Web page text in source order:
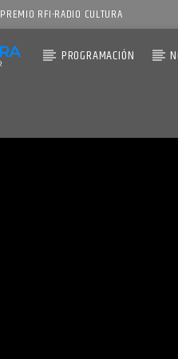
PREMIO RFI-RADIO CULTURA
PROGRAMACIÓN